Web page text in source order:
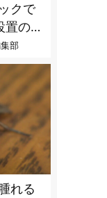
クで
の本
機能
部
れる